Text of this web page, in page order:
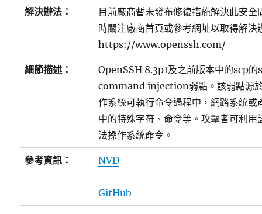
解決辦法：
目前廠商暫未發布修復措施解決此安全
時關注廠商首頁或參考網址以取得解決
https://www.openssh.com/
細節描述：
OpenSSH 8.3p1及之前版本中的scp的
command injection弱點。該弱點源
作系統可執行命令過程中，網路系統或
中的特殊字符、命令等。攻擊者可利用
法操作系統命令。
參考資訊： NVD
GitHub